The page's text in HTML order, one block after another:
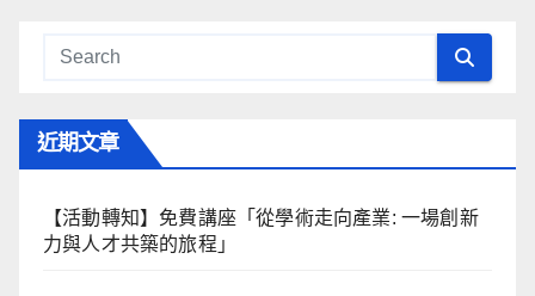
近期文章
【活動轉知】免費講座「從學術走向產業: ⼀場創新
力與⼈才共築的旅程」